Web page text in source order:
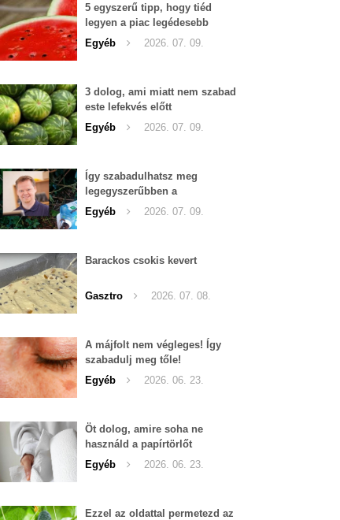
5 egyszerű tipp, hogy tiéd
legyen a piac legédesebb
görögdinnyéje
Egyéb 2026. 07. 09.
3 dolog, ami miatt nem szabad
este lefekvés előtt
görögdinnyét enni
Egyéb 2026. 07. 09.
Így szabadulhatsz meg
legegyszerűbben a
pucércsigáktól
Egyéb 2026. 07. 09.
Barackos csokis kevert
Gasztro 2026. 07. 08.
A májfolt nem végleges! Így
szabadulj meg tőle!
Egyéb
2026. 06. 23.
Öt dolog, amire soha ne
használd a papírtörlőt
Egyéb
2026. 06. 23.
Ezzel az oldattal permetezd az